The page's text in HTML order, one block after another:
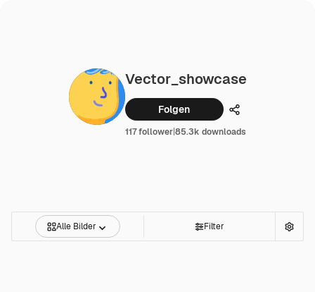
Vector_showcase
Folgen Teilen
117 follower|85.3k downloads
Alle Bilder Filter